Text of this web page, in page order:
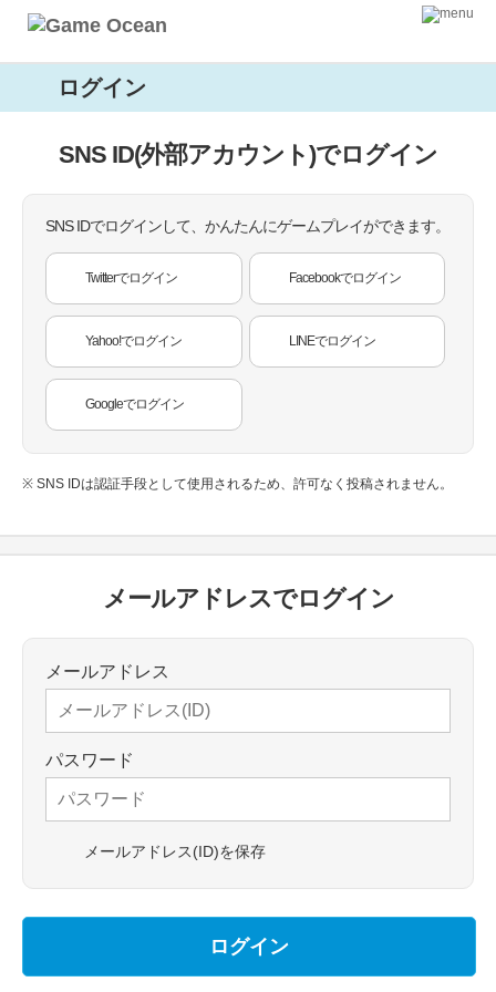
ログイン
SNS ID(外部アカウント)でログイン
SNS IDでログインして、かんたんにゲームプレイができます。
Twitterでログイン Facebookでログイン
Yahoo!でログイン LINEでログイン
Googleでログイン
※ SNS IDは認証手段として使用されるため、許可なく投稿されません。
メールアドレスでログイン
メールアドレス
パスワード
メールアドレス(ID)を保存
ログイン